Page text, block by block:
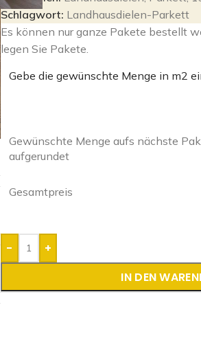
Schlagwort: Landhausdielen-Parkett
Es können nur ganze Pakete bestellt
legen Sie Pakete.
Gebe die gewünschte Menge in m2
Gewünschte Menge aufs nächste
aufgerundet
Gesamtpreis
-
+
IN DEN